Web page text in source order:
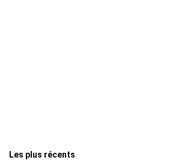
Les plus récents